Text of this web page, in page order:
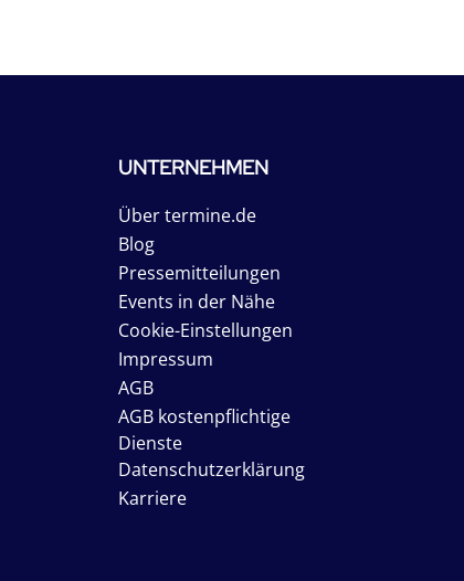
UNTERNEHMEN
Über termine.de
Blog
Pressemitteilungen
Events in der Nähe
Cookie-Einstellungen
Impressum
AGB
AGB kostenpflichtige
Dienste
Datenschutzerklärung
Karriere